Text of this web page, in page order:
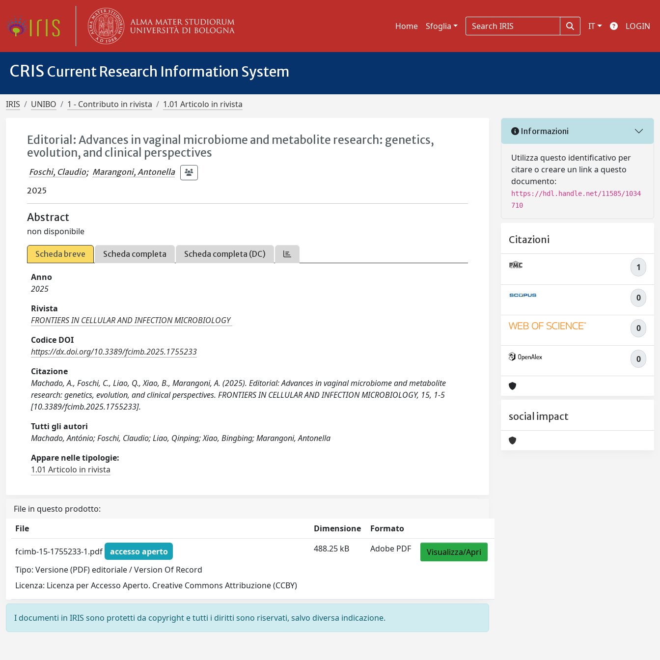
Home Sfoglia IT LOGIN
CRIS Current Research Information System
IRIS UNIBO 1 - Contributo in rivista 1.01 Articolo in rivista
Editorial: Advances in vaginal microbiome and metabolite research: genetics,
evolution, and clinical perspectives
Foschi, Claudio; Marangoni, Antonella
2025
Abstract
non disponibile
Scheda breve Scheda completa Scheda completa (DC)
Anno
2025
Rivista
FRONTIERS IN CELLULAR AND INFECTION MICROBIOLOGY
Codice DOI
https://dx.doi.org/10.3389/fcimb.2025.1755233
Citazione
Machado, A., Foschi, C., Liao, Q., Xiao, B., Marangoni, A. (2025). Editorial: Advances in vaginal microbiome and metabolite
research: genetics, evolution, and clinical perspectives. FRONTIERS IN CELLULAR AND INFECTION MICROBIOLOGY, 15, 1-5
[10.3389/fcimb.2025.1755233].
Tutti gli autori
Machado, António; Foschi, Claudio; Liao, Qinping; Xiao, Bingbing; Marangoni, Antonella
Appare nelle tipologie:
1.01 Articolo in rivista
File in questo prodotto:
File
Dimensione Formato
fcimb-15-1755233-1.pdf
accesso aperto
Tipo: Versione (PDF) editoriale / Version Of Record
Licenza: Licenza per Accesso Aperto. Creative Commons Attribuzione (CCBY)
488.25 kB Adobe PDF Visualizza/Apri
I documenti in IRIS sono protetti da copyright e tutti i diritti sono riservati, salvo diversa indicazione.
Informazioni
Utilizza questo identificativo per
citare o creare un link a questo
documento:
https://hdl.handle.net/11585/1034
710
Citazioni
1
0
0
0
social impact